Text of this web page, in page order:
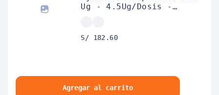
Ug - 4.5Ug/Dosis -
S/ 182.60
Agregar al carrito